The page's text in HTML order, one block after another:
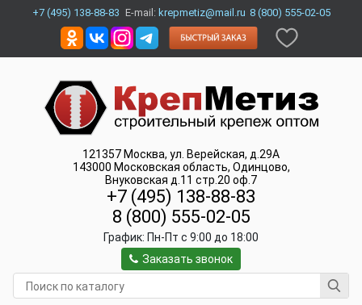
+7 (495) 138-88-83 E-mail: krepmetiz@mail.ru 8 (800) 555-02-05
121357 Москва, ул. Верейская, д.29А
143000 Московская область, Одинцово,
Внуковская д.11 стр.20 оф.7
+7 (495) 138-88-83
8 (800) 555-02-05
График: Пн-Пт c 9:00 до 18:00
Заказать звонок